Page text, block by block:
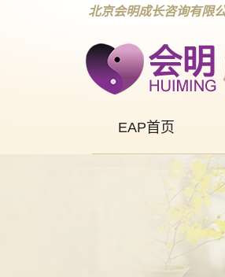
北京会明成长咨询有限
EAP首页